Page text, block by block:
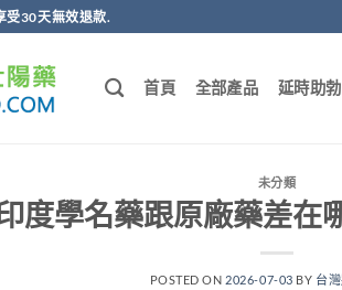
受30天無效退款.
首頁 全部產品 延時助勃
未分類
度學名藥跟原廠藥差在
POSTED ON 2026-07-03 BY 台